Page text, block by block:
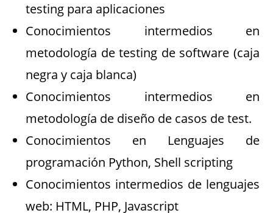
testing para aplicaciones
Conocimientos intermedios en
metodología de testing de software (caja
negra y caja blanca)
Conocimientos intermedios en
metodología de diseño de casos de test.
Conocimientos en Lenguajes de
programación Python, Shell scripting
Conocimientos intermedios de lenguajes
web: HTML, PHP, Javascript